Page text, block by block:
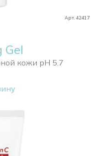
Арт. 42417
Gel
кожи pH 5.7